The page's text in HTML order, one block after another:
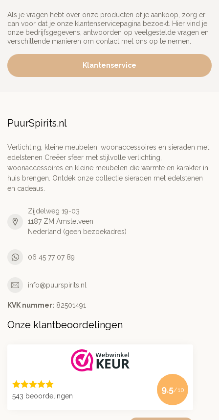
Als je vragen hebt over onze producten of je aankoop, zorg er
dan voor dat je onze klantenservicepagina bezoekt. Hier vind je
onze bedrijfsgegevens, antwoorden op veelgestelde vragen en
verschillende manieren om contact met ons op te nemen.
Klantenservice
PuurSpirits.nl
Verlichting, kleine meubelen, woonaccessoires en sieraden met
edelstenen Creëer sfeer met stijlvolle verlichting,
woonaccessoires en kleine meubelen die warmte en karakter in
huis brengen. Ontdek onze collectie sieraden met edelstenen
en cadeaus.
Zijdelweg 19-03
1187 ZM Amstelveen
Nederland (geen bezoekadres)
06 45 77 07 89
info@puurspirits.nl
KVK nummer: 82501491
Onze klantbeoordelingen
543 beoordelingen
9.5/10